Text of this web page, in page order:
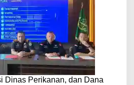
Dinas Perikanan, dan Dana